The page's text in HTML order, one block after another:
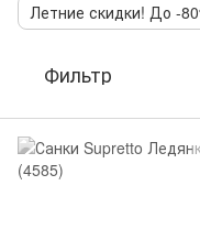
Летние скидки! До -
Фильтр